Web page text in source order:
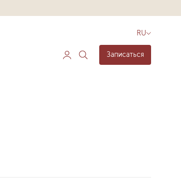
RU
Записаться